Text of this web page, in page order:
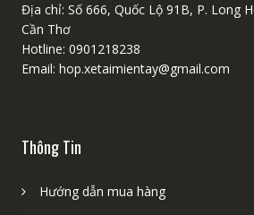
Địa chỉ: Số 666, Quốc Lộ 91B, P. Long
Cần Thơ
Hotline: 0901218238
Email: hop.xetaimientay@gmail.com
Thông Tin
Hướng dẫn mua hàng